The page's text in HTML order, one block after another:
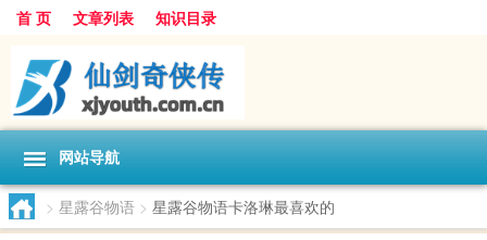
首 页 文章列表 知识目录
网站导航
> 星露谷物语 > 星露谷物语卡洛琳最喜欢的